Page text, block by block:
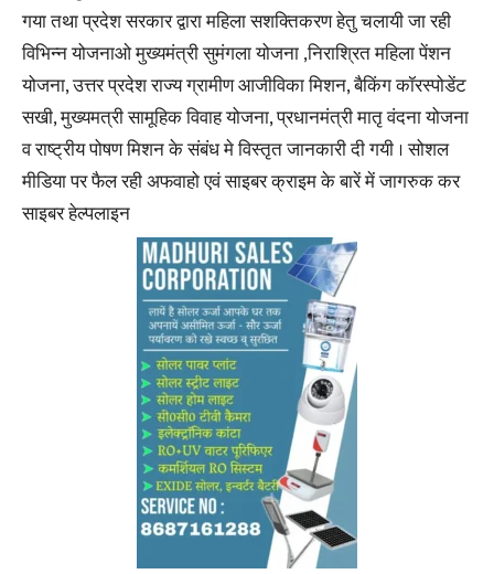
गया तथा प्रदेश सरकार द्वारा महिला सशक्तिकरण हेतु चलायी जा रही
विभिन्न योजनाओ मुख्यमंत्री सुमंगला योजना ,निराश्रित महिला पेंशन
योजना, उत्तर प्रदेश राज्य ग्रामीण आजीविका मिशन, बैकिंग कॉरस्पोडेंट
सखी, मुख्यमत्री सामूहिक विवाह योजना, प्रधानमंत्री मातृ वंदना योजना
व राष्ट्रीय पोषण मिशन के संबंध मे विस्तृत जानकारी दी गयी । सोशल
मीडिया पर फैल रही अफवाहो एवं साइबर क्राइम के बारें में जागरुक कर
साइबर हेल्पलाइन